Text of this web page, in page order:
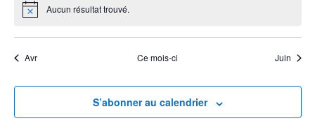
Aucun résultat trouvé.
Avr Ce mois-ci Juin
S’abonner au calendrier